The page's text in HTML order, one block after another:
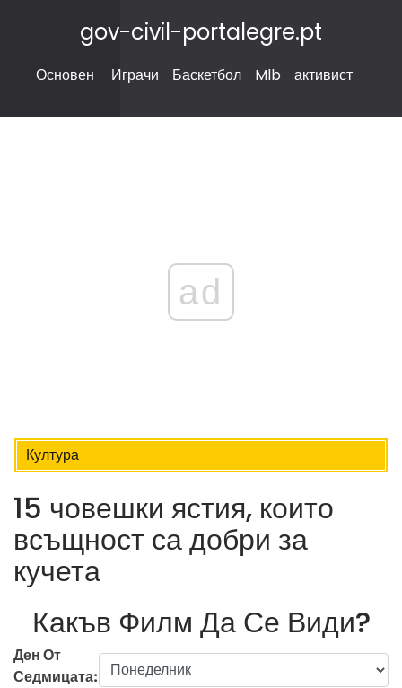
gov-civil-portalegre.pt
Основен Играчи Баскетбол Mlb активист
ad
Култура
15 човешки ястия, които
всъщност са добри за
кучета
Какъв Филм Да Се Види?
Ден От
Седмицата: